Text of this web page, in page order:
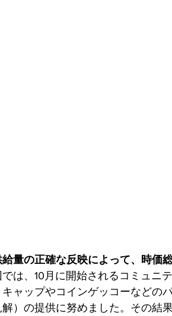
給量の正確な反映によって、時価
は、10月に開始されるコミュニ
ャップやコインゲッコーなどの
）の提供に努めました。その結